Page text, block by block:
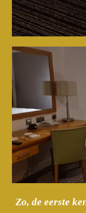
Zo, de eerste